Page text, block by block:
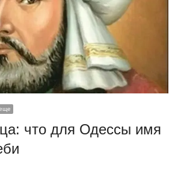
что для Одессы имя